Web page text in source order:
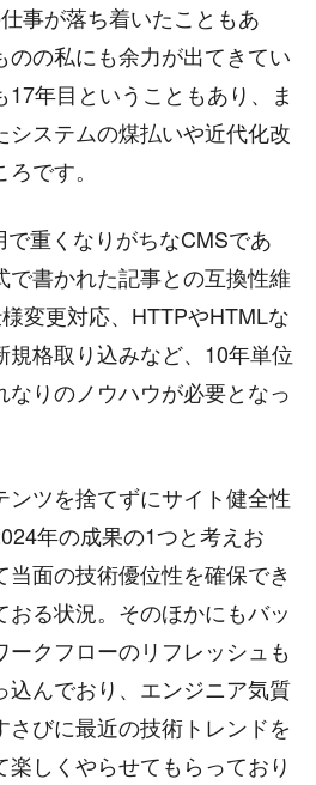
事が落ち着いたこともあ
のの私にも余力が出てきてい
年目ということもあり、ま
システムの煤払いや近代化改
です。
重くなりがちなCMSであ
で書かれた記事との互換性維
変更対応、HTTPやHTMLな
規格取り込みなど、10年単位
なりのノウハウが必要となっ
ンツを捨てずにサイト健全性
年の成果の1つと考えお
当面の技術優位性を確保でき
る状況。そのほかにもバッ
ークフローのリフレッシュも
込んでおり、エンジニア気質
びに最近の技術トレンドを
しくやらせてもらっており